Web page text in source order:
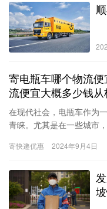
寄电瓶车哪个物流
流便宜大概多少钱
在现代社会，电瓶车作为
青睐。尤其是在一些城市
之上升…
寄快递优惠 2024年9月4日